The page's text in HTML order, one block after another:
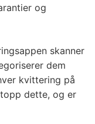
og
skanner
dem
kvittering på
dette, og er